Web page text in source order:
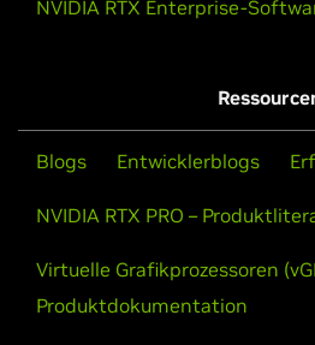
NVIDIA RTX Enterprise-
Blogs Entwicklerblogs
NVIDIA RTX PRO –
Produktdokumentation